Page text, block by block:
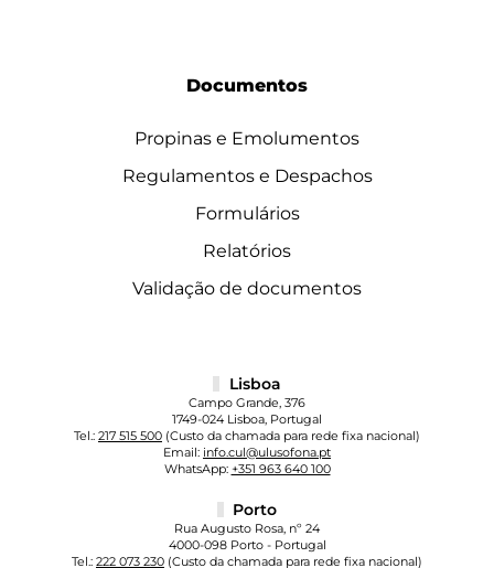
Documentos
Propinas e Emolumentos
Regulamentos e Despachos
Formulários
Relatórios
Validação de documentos
Lisboa
Campo Grande, 376
1749-024 Lisboa, Portugal
Tel.: 217 515 500 (Custo da chamada para rede fixa nacional)
Email: info.cul@ulusofona.pt
WhatsApp: +351 963 640 100
Porto
Rua Augusto Rosa, nº 24
4000-098 Porto - Portugal
Tel.: 222 073 230 (Custo da chamada para rede fixa nacional)